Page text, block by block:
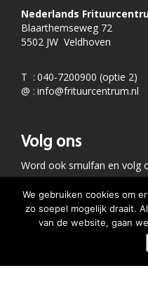
GEEF JE
Nederlands
Blaarthemseweg 72
5502 JW Veldhoven
T : 040-7200900 (optie 2)
@ : info@frituurcentrum.nl
Volg ons
Word ook smulfan en volg
We gebruiken cookies om
zo soepel mogelijk draait.
van de website, gaan